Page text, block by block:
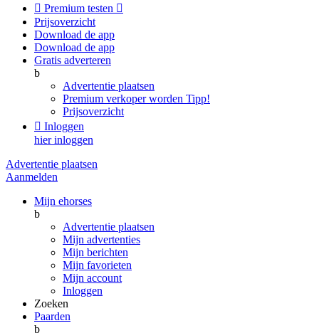
 Premium testen 
Prijsoverzicht
Download de app
Download de app
Gratis adverteren
b
Advertentie plaatsen
Premium verkoper worden Tipp!
Prijsoverzicht
 Inloggen
hier inloggen
Advertentie plaatsen
Aanmelden
Mijn ehorses
b
Advertentie plaatsen
Mijn advertenties
Mijn berichten
Mijn favorieten
Mijn account
Inloggen
Zoeken
Paarden
b